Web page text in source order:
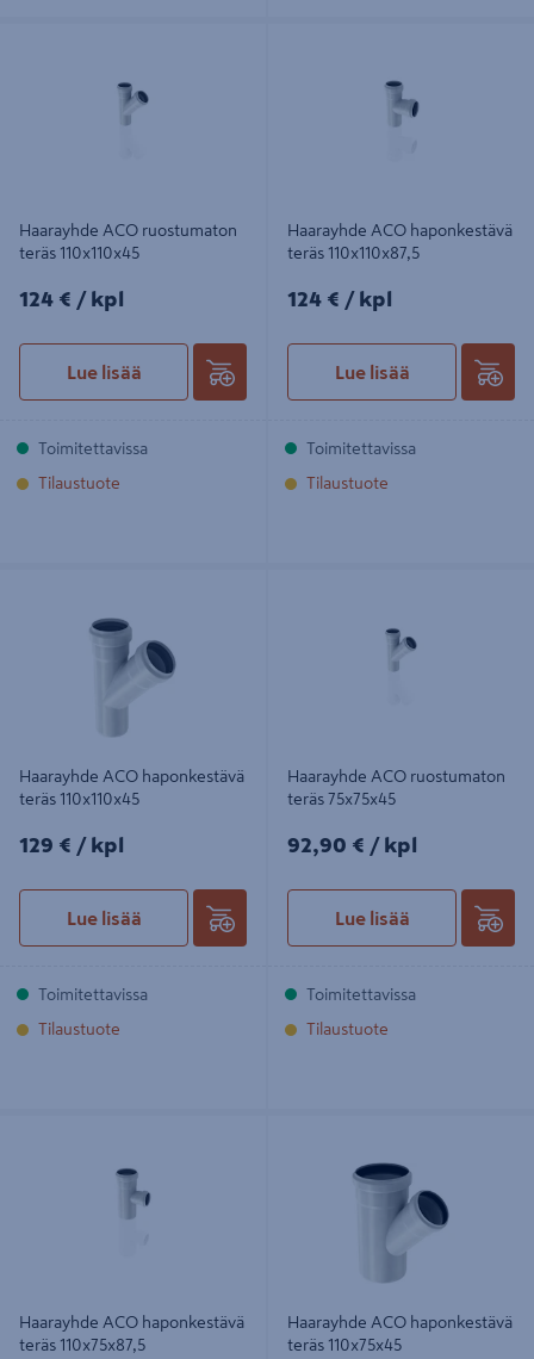
Haarayhde ACO ruostumaton
teräs 110x110x45
124€/kpl
124 € / kpl
Lue lisää
Toimitettavissa
Tilaustuote
Haarayhde ACO haponkestävä
teräs 110x110x87,5
124€/kpl
124 € / kpl
Lue lisää
Toimitettavissa
Tilaustuote
Haarayhde ACO haponkestävä
teräs 110x110x45
129€/kpl
129 € / kpl
Lue lisää
Toimitettavissa
Tilaustuote
Haarayhde ACO ruostumaton
teräs 75x75x45
92,90€/kpl
92,90 € / kpl
Lue lisää
Toimitettavissa
Tilaustuote
Haarayhde ACO haponkestävä
teräs 110x75x87,5
Haarayhde ACO haponkestävä
teräs 110x75x45